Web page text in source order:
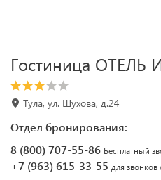
Гостиница ОТЕЛЬ
Тула, ул. Шухова, д.24
Отдел бронирования:
8 (800) 707-55-86 Бесплатный
+7 (963) 615-33-55 для